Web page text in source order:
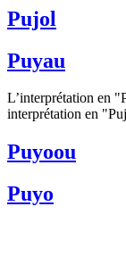
Pujol
Puyau
L’interprétation en
interprétation en
Puyoou
Puyo